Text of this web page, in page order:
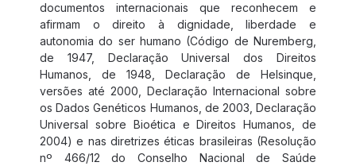
documentos internacionais que reconhecem e
afirmam o direito à dignidade, liberdade e
autonomia do ser humano (Código de Nuremberg,
de 1947, Declaração Universal dos Direitos
Humanos, de 1948, Declaração de Helsinque,
versões até 2000, Declaração Internacional sobre
os Dados Genéticos Humanos, de 2003, Declaração
Universal sobre Bioética e Direitos Humanos, de
2004) e nas diretrizes éticas brasileiras (Resolução
nº 466/12 do Conselho Nacional de Saúde